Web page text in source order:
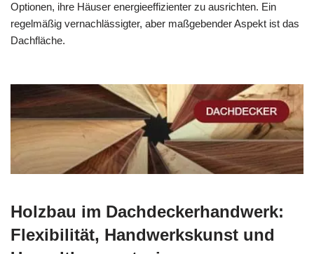
Optionen, ihre Häuser energieeffizienter zu ausrichten. Ein
regelmäßig vernachlässigter, aber maßgebender Aspekt ist das
Dachfläche.
Holzbau im Dachdeckerhandwerk:
Flexibilität, Handwerkskunst und